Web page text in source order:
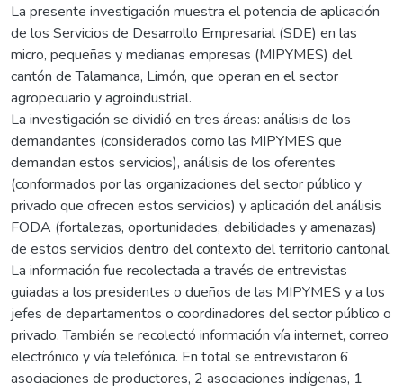
La presente investigación muestra el potencia de aplicación
de los Servicios de Desarrollo Empresarial (SDE) en las
micro, pequeñas y medianas empresas (MIPYMES) del
cantón de Talamanca, Limón, que operan en el sector
agropecuario y agroindustrial.
La investigación se dividió en tres áreas: análisis de los
demandantes (considerados como las MIPYMES que
demandan estos servicios), análisis de los oferentes
(conformados por las organizaciones del sector público y
privado que ofrecen estos servicios) y aplicación del análisis
FODA (fortalezas, oportunidades, debilidades y amenazas)
de estos servicios dentro del contexto del territorio cantonal.
La información fue recolectada a través de entrevistas
guiadas a los presidentes o dueños de las MIPYMES y a los
jefes de departamentos o coordinadores del sector público o
privado. También se recolectó información vía internet, correo
electrónico y vía telefónica. En total se entrevistaron 6
asociaciones de productores, 2 asociaciones indígenas, 1